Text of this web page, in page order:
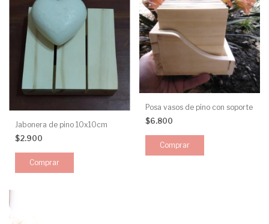
Jabonera de pino 10x10cm
$2.900
Posa vasos de pino con soporte
$6.800